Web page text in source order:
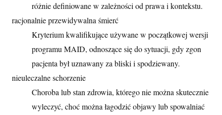
różnie definiowane w zależności od prawa i kontekstu.
racjonalnie przewidywalna śmierć
Kryterium kwalifikujące używane w początkowej wersji
programu MAID, odnoszące się do sytuacji, gdy zgon
pacjenta był uznawany za bliski i spodziewany.
nieuleczalne schorzenie
Choroba lub stan zdrowia, którego nie można skutecznie
wyleczyć, choć można łagodzić objawy lub spowalniać